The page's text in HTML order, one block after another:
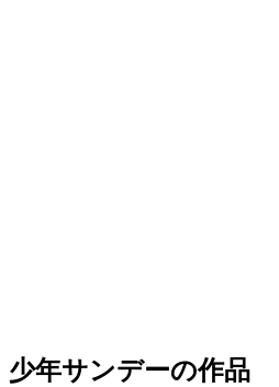
少年サンデーの作品